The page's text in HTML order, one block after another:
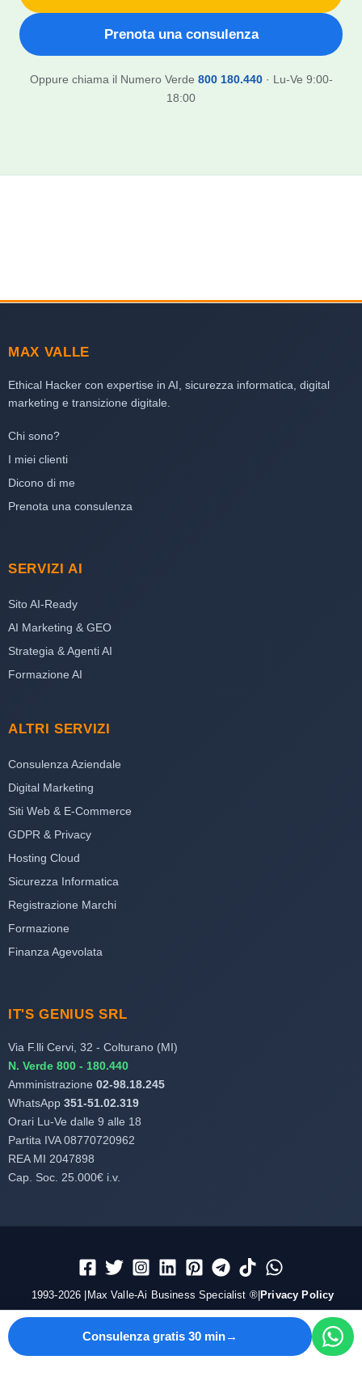
Prenota una consulenza
Oppure chiama il Numero Verde 800 180.440· Lu-Ve 9:00-
18:00
MAX VALLE
Ethical Hacker con expertise in AI, sicurezza informatica, digital
marketing e transizione digitale.
Chi sono?
I miei clienti
Dicono di me
Prenota una consulenza
SERVIZI AI
Sito AI-Ready
AI Marketing & GEO
Strategia & Agenti AI
Formazione AI
ALTRI SERVIZI
Consulenza Aziendale
Digital Marketing
Siti Web & E-Commerce
GDPR & Privacy
Hosting Cloud
Sicurezza Informatica
Registrazione Marchi
Formazione
Finanza Agevolata
IT'S GENIUS SRL
Via F.lli Cervi, 32 - Colturano (MI)
N. Verde 800 - 180.440
Amministrazione 02-98.18.245
WhatsApp 351-51.02.319
Orari Lu-Ve dalle 9 alle 18
Partita IVA 08770720962
REA MI 2047898
Cap. Soc. 25.000€ i.v.
1993-2026 |Max Valle-Ai Business Specialist ®| Privacy Policy
Consulenza gratis 30 min